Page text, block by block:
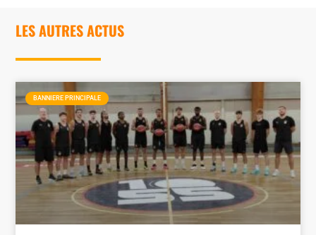
LES AUTRES ACTUS
BANNIERE PRINCIPALE